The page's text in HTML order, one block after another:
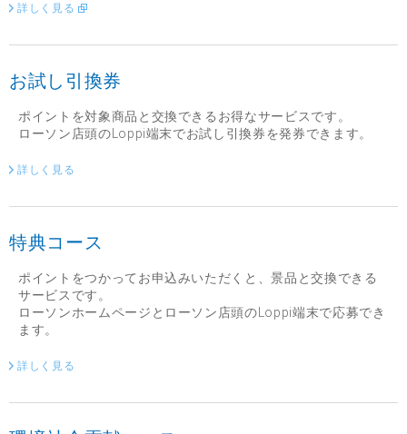
詳しく見る
お試し引換券
ポイントを対象商品と交換できるお得なサービスです。
ローソン店頭のLoppi端末でお試し引換券を発券できます。
詳しく見る
特典コース
ポイントをつかってお申込みいただくと、景品と交換できる
サービスです。
ローソンホームページとローソン店頭のLoppi端末で応募でき
ます。
詳しく見る